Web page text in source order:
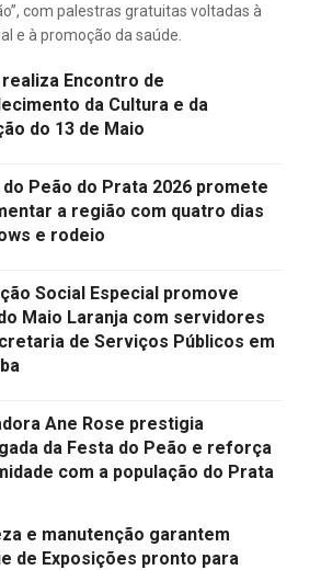
com palestras gratuitas voltadas à
e à promoção da saúde.
Encontro de
da Cultura e da
do 13 de Maio
Peão do Prata 2026 promete
a região com quatro dias
e rodeio
Social Especial promove
Maio Laranja com servidores
de Serviços Públicos em
Ane Rose prestigia
da Festa do Peão e reforça
com a população do Prata
e manutenção garantem
de Exposições pronto para